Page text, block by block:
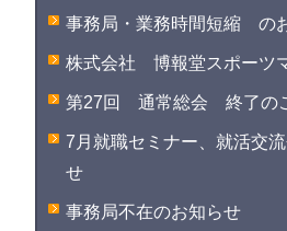
事務局・業務時間短縮 の
株式会社 博報堂スポーツ
第27回 通常総会 終了の
7月就職セミナー、就活交
せ
事務局不在のお知らせ